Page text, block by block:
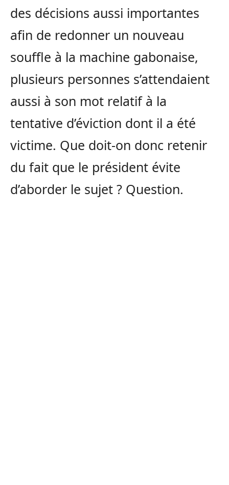
des décisions aussi importantes
afin de redonner un nouveau
souffle à la machine gabonaise,
plusieurs personnes s’attendaient
aussi à son mot relatif à la
tentative d’éviction dont il a été
victime. Que doit-on donc retenir
du fait que le président évite
d’aborder le sujet ? Question.